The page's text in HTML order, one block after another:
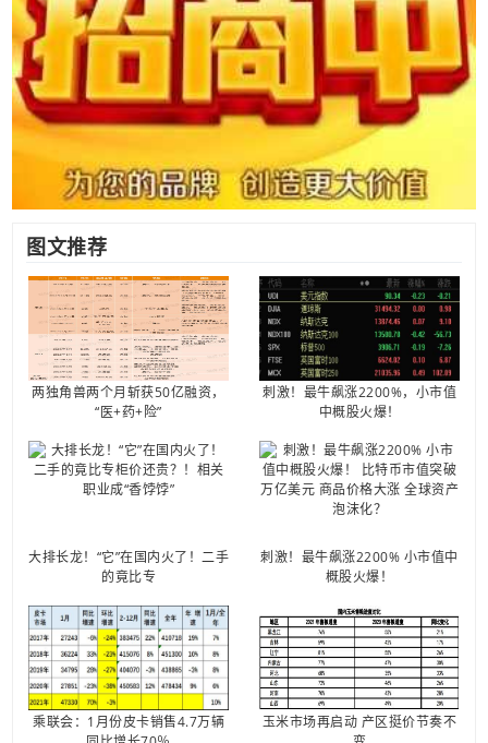
图文推荐
两独角兽两个月斩获50亿融资，
“医+药+险”
刺激！最牛飙涨2200%，小市值
中概股火爆！
大排长龙！“它”在国内火了！二手
的竟比专
刺激！最牛飙涨2200% 小市值中
概股火爆！
乘联会：1月份皮卡销售4.7万辆
玉米市场再启动 产区挺价节奏不